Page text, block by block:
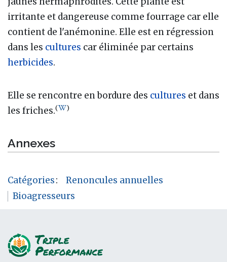
irritante et dangereuse comme fourrage car elle
contient de l'anémonine. Elle est en régression
dans les cultures car éliminée par certains
herbicides.
Elle se rencontre en bordure des cultures et dans
les friches.( )
Annexes
Catégories:
Renoncules annuelles
Bioagresseurs